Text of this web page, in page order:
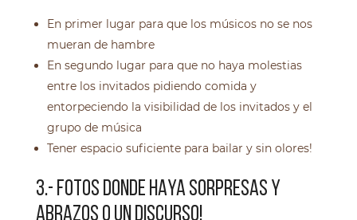
En primer lugar para que los músicos no se nos
mueran de hambre
En segundo lugar para que no haya molestias
entre los invitados pidiendo comida y
entorpeciendo la visibilidad de los invitados y el
grupo de música
Tener espacio suficiente para bailar y sin olores!
3.- FOTOS DONDE HAYA SORPRESAS Y
ABRAZOS O UN DISCURSO!